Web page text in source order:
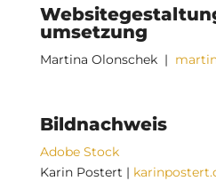
umsetzung
Martina Olonschek |
Bildnachweis
Adobe Stock
Karin Postert |